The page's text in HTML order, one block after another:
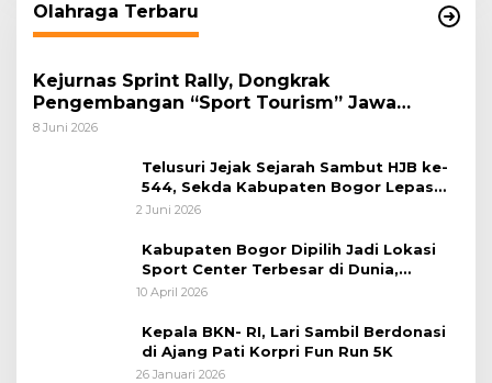
Olahraga Terbaru
Kejurnas Sprint Rally, Dongkrak
Pengembangan “Sport Tourism” Jawa
Tengah
8 Juni 2026
Telusuri Jejak Sejarah Sambut HJB ke-
544, Sekda Kabupaten Bogor Lepas
Gowes Napak Tilas Bogor
2 Juni 2026
Kabupaten Bogor Dipilih Jadi Lokasi
Sport Center Terbesar di Dunia,
Peluang Tingkatkan Pertumbuhan
10 April 2026
Kepala BKN- RI, Lari Sambil Berdonasi
di Ajang Pati Korpri Fun Run 5K
26 Januari 2026